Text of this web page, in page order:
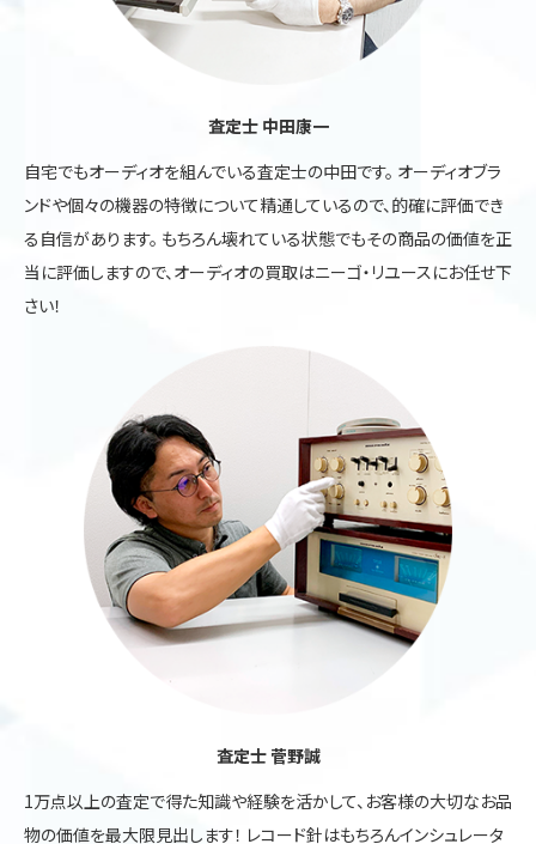
査定士 中田康一
自宅でもオーディオを組んでいる査定士の中田です。 オーディオブラ
ンドや個々の機器の特徴について精通しているので、的確に評価でき
る自信があります。 もちろん壊れている状態でもその商品の価値を正
当に評価しますので、オーディオの買取はニーゴ・リユースにお任せ下
さい！
査定士 菅野誠
1万点以上の査定で得た知識や経験を活かして、お客様の大切なお品
物の価値を最大限見出します！ レコード針はもちろんインシュレータ